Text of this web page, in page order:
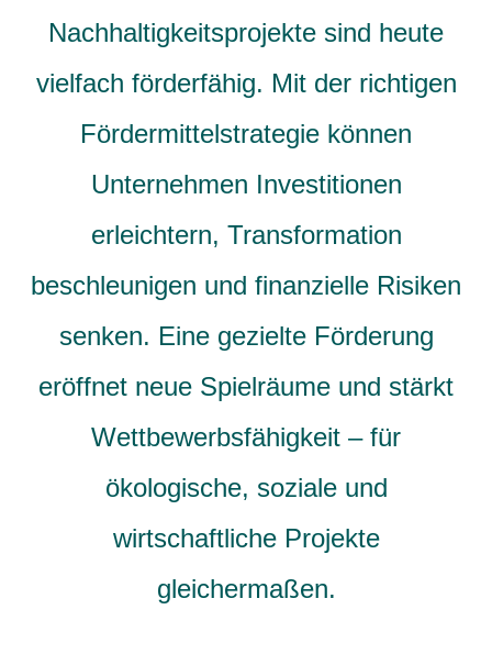
Nachhaltigkeitsprojekte sind heute
vielfach förderfähig. Mit der richtigen
Fördermittelstrategie können
Unternehmen Investitionen
erleichtern, Transformation
beschleunigen und finanzielle Risiken
senken. Eine gezielte Förderung
eröffnet neue Spielräume und stärkt
Wettbewerbsfähigkeit – für
ökologische, soziale und
wirtschaftliche Projekte
gleichermaßen.